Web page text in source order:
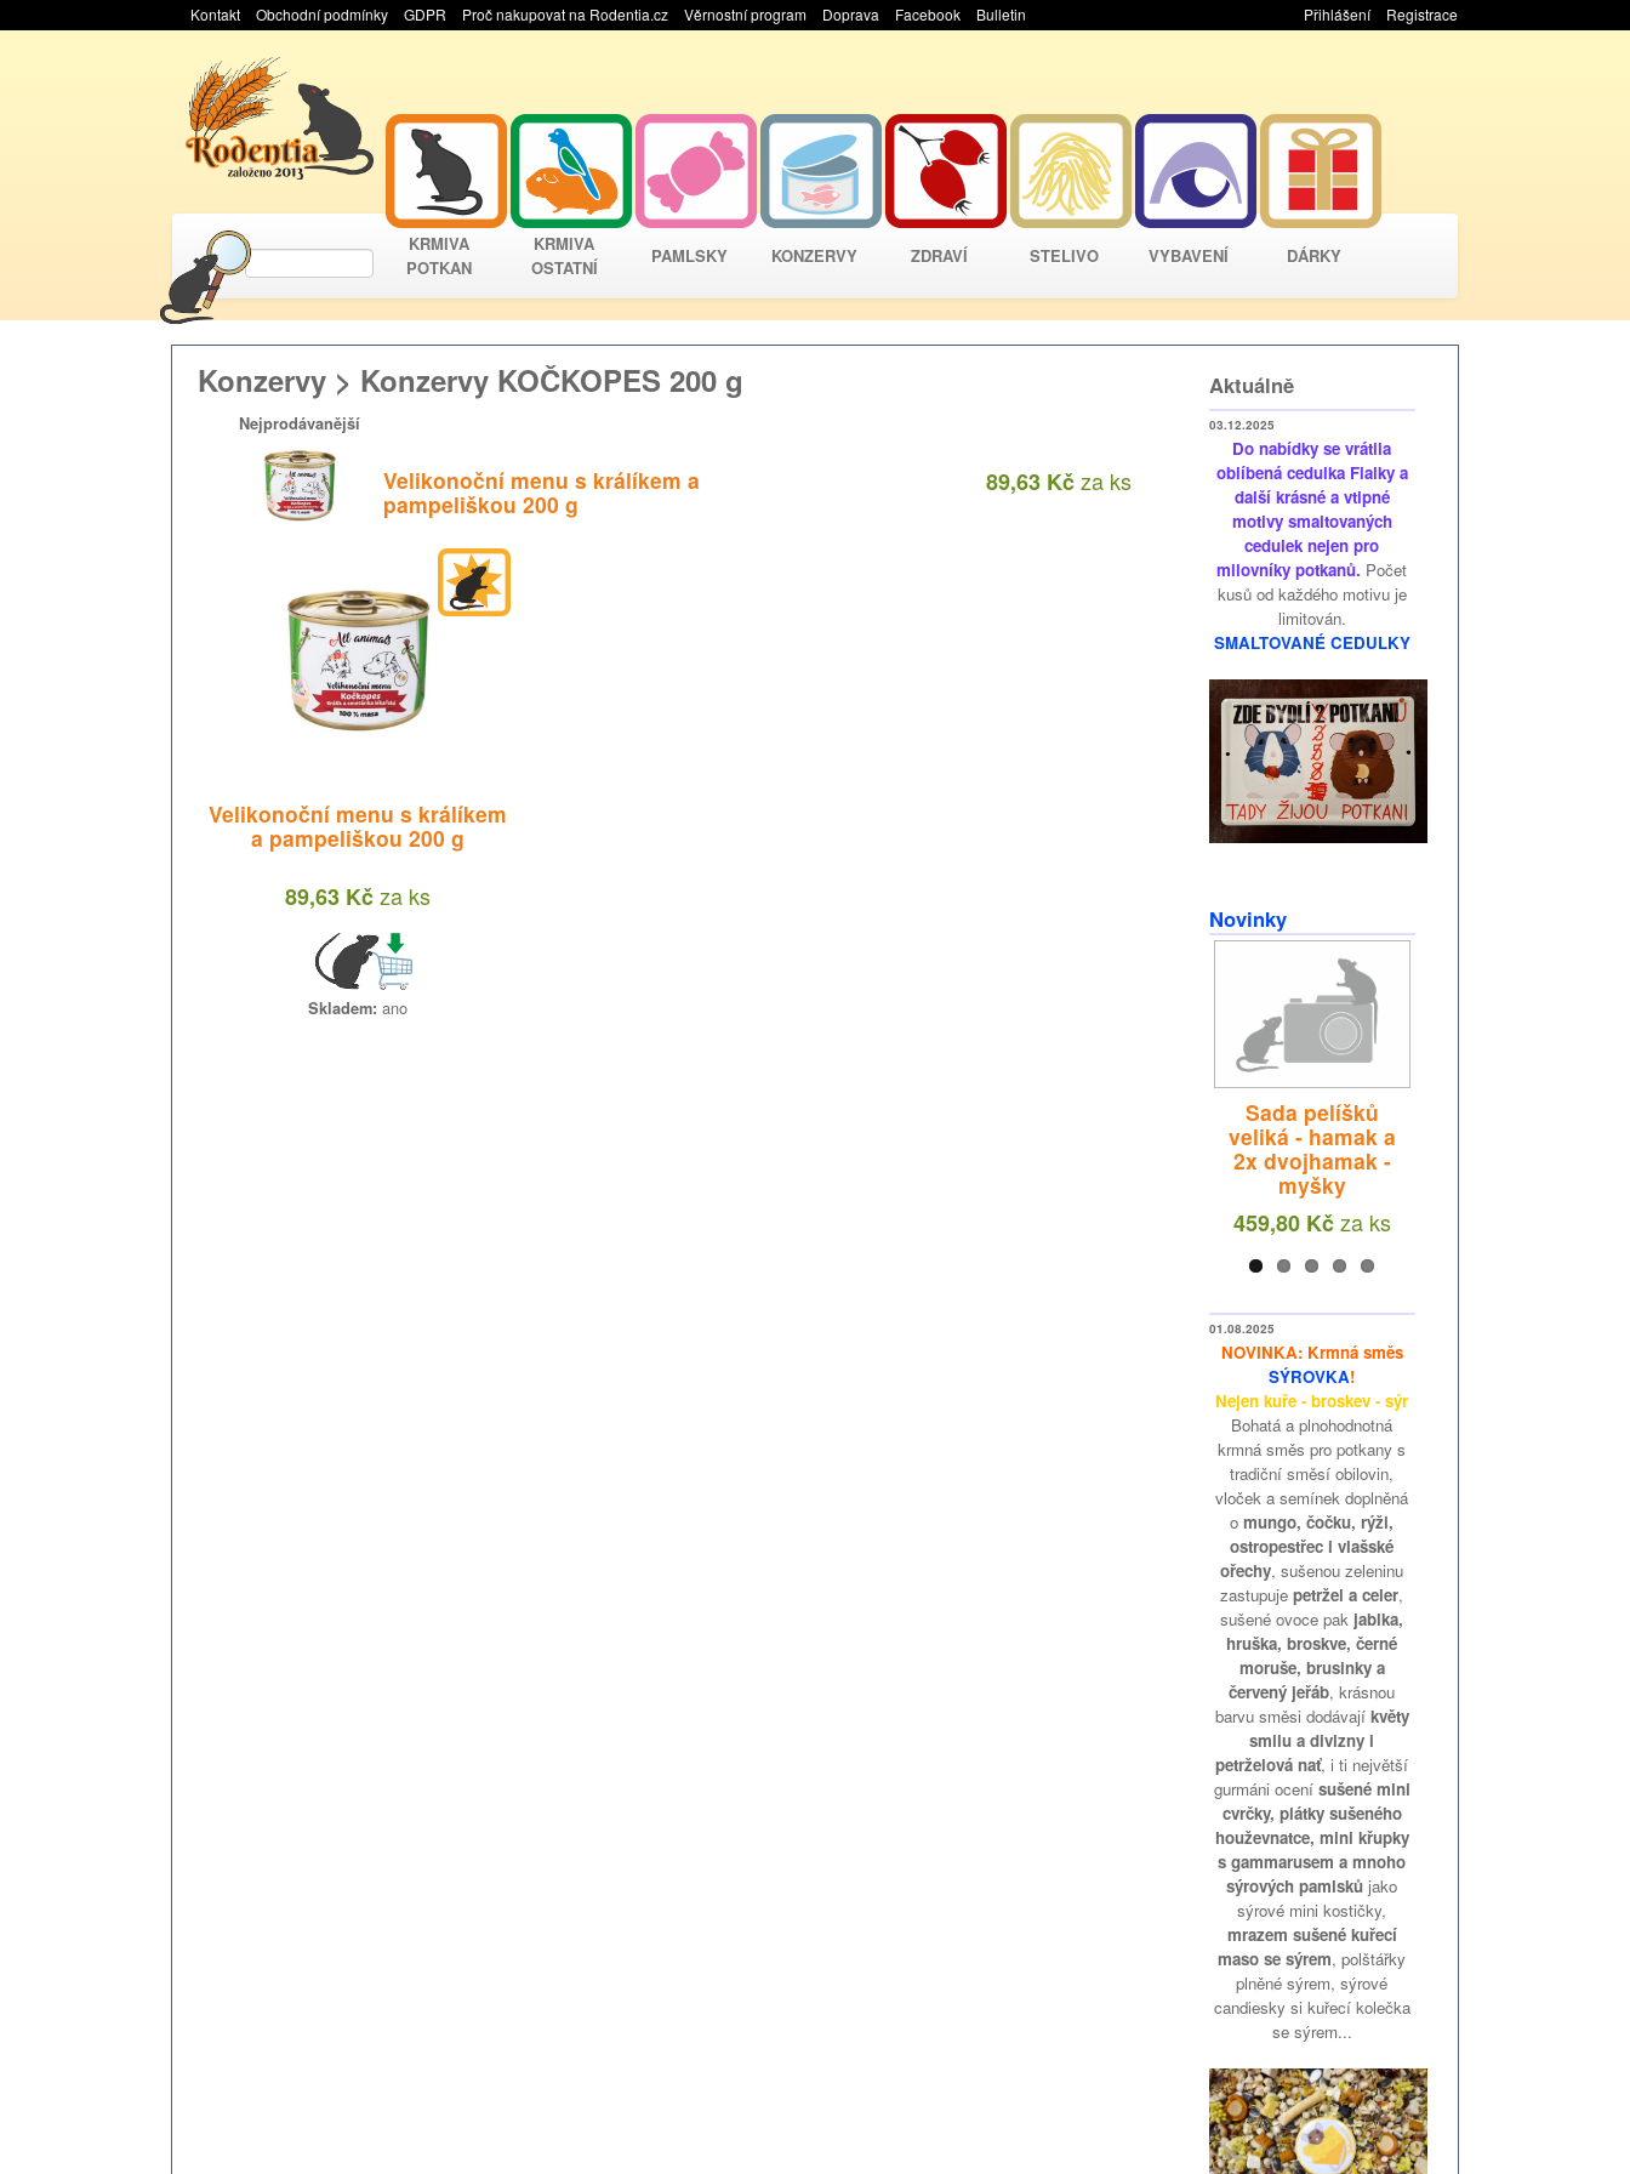
Kontakt Obchodní podmínky GDPR Proč nakupovat na Rodentia.cz Věrnostní program Doprava Facebook Bulletin Přihlášení Registrace
KRMIVA
POTKAN
KRMIVA
OSTATNÍ
PAMLSKY KONZERVY ZDRAVÍ STELIVO VYBAVENÍ DÁRKY
Konzervy > Konzervy KOČKOPES 200 g
Nejprodávanější
Velikonoční menu s králíkem a
pampeliškou 200 g
89,63 Kčza ks
Velikonoční menu s králíkem
a pampeliškou 200 g
89,63 Kčza ks
Skladem: ano
Aktuálně
03.12.2025
Do nabídky se vrátila
oblíbená cedulka Fialky a
další krásné a vtipné
motivy smaltovaných
cedulek nejen pro
milovníky potkanů. Počet
kusů od každého motivu je
limitován.
SMALTOVANÉ CEDULKY
Novinky
Sada pelíšků
veliká - hamak a
2x dvojhamak -
myšky
459,80 Kčza ks
01.08.2025
NOVINKA: Krmná směs
SÝROVKA!
Nejen kuře - broskev - sýr
Bohatá a plnohodnotná
krmná směs pro potkany s
tradiční směsí obilovin,
vloček a semínek doplněná
omungo, čočku, rýži,
ostropestřec i vlašské
ořechy, sušenou zeleninu
zastupujepetržel a celer,
sušené ovoce pak jablka,
hruška, broskve, černé
moruše, brusinky a
červený jeřáb, krásnou
barvu směsi dodávají květy
smilu a divizny i
petrželová nať, i ti největší
gurmáni ocení sušené mini
cvrčky, plátky sušeného
houževnatce, mini křupky
s gammarusem a mnoho
sýrových pamlsků jako
sýrové mini kostičky,
mrazem sušené kuřecí
maso se sýrem, polštářky
plněné sýrem, sýrové
candiesky si kuřecí kolečka
se sýrem...